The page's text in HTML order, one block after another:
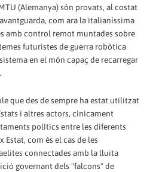
(Alemanya) són provats, al costat
com ara la italianíssima
amb control remot muntades sobre
futuristes de guerra robòtica
en el món capaç de recarregar
que des de sempre ha estat utilitzat
i altres actors, cínicament
polítics entre les diferents
com és el cas de les
connectades amb la lluita
governant dels "falcons" de